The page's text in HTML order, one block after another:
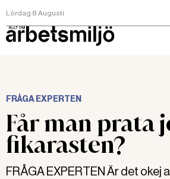
Lördag 8 Augusti
FRÅGA EXPERTEN
Får man prata
fikarasten?
FRÅGA EXPERTEN Är det okej